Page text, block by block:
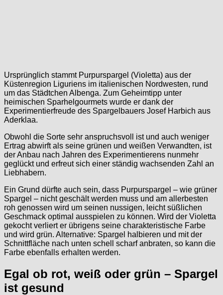
Ursprünglich stammt Purpurspargel (Violetta) aus der
Küstenregion Liguriens im italienischen Nordwesten, rund
um das Städtchen Albenga. Zum Geheimtipp unter
heimischen Sparhelgourmets wurde er dank der
Experimentierfreude des Spargelbauers Josef Harbich aus
Aderklaa.
Obwohl die Sorte sehr anspruchsvoll ist und auch weniger
Ertrag abwirft als seine grünen und weißen Verwandten, ist
der Anbau nach Jahren des Experimentierens nunmehr
geglückt und erfreut sich einer ständig wachsenden Zahl an
Liebhabern.
Ein Grund dürfte auch sein, dass Purpurspargel – wie grüner
Spargel – nicht geschält werden muss und am allerbesten
roh genossen wird um seinen nussigen, leicht süßlichen
Geschmack optimal ausspielen zu können. Wird der Violetta
gekocht verliert er übrigens seine charakteristische Farbe
und wird grün. Alternative: Spargel halbieren und mit der
Schnittfläche nach unten schell scharf anbraten, so kann die
Farbe ebenfalls erhalten werden.
Egal ob rot, weiß oder grün – Spargel
ist gesund